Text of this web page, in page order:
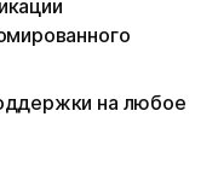
на любое